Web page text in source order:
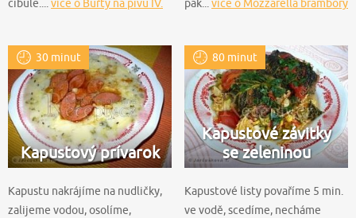
cibule.... více o Buřty na pivu IV.
pak... více o Mozzarella brambory
30 minut
Kapustový prívarok
Kapustu nakrájíme na nudličky,
zalijeme vodou, osolíme,
80 minut
Kapustové závitky
se zeleninou
Kapustové listy povaříme 5 min.
ve vodě, scedíme, necháme